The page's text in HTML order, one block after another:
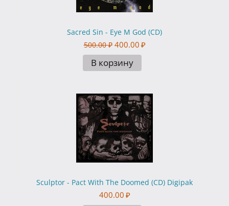
Sacred Sin - Eye M God (CD)
500.00 ₽ 400.00 ₽
В корзину
Sculptor - Pact With The Doomed (CD) Digipak
400.00 ₽